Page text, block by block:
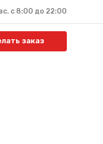
с 8:00 до 22:00
заказ